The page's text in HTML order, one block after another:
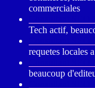
commerciales
Tech actif,
requetes locales
beaucoup